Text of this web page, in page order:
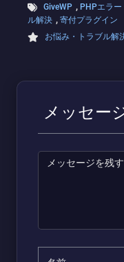
GiveWP , PHPエラー
ル解決 , 寄付プラグイン
お悩み・トラブル解
メッセー